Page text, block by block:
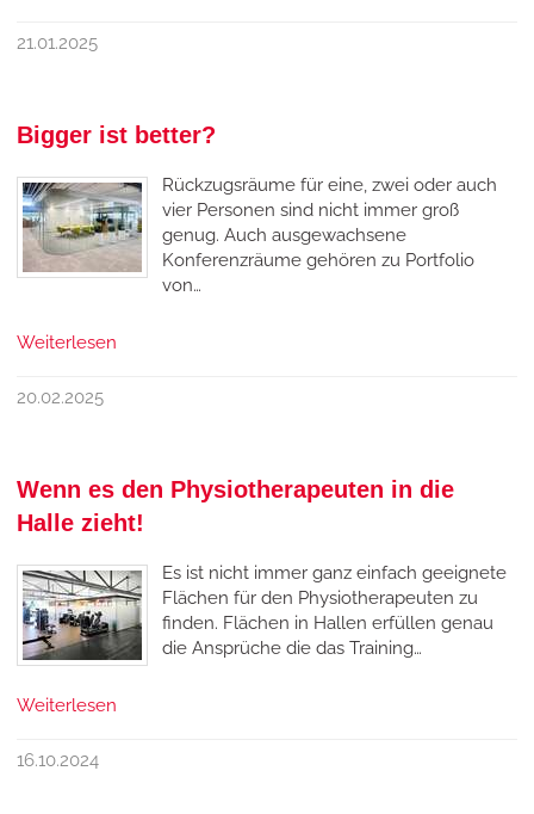
21.01.2025
Bigger ist better?
Rückzugsräume für eine, zwei oder auch
vier Personen sind nicht immer groß
genug. Auch ausgewachsene
Konferenzräume gehören zu Portfolio
von…
Weiterlesen
20.02.2025
Wenn es den Physiotherapeuten in die
Halle zieht!
Es ist nicht immer ganz einfach geeignete
Flächen für den Physiotherapeuten zu
finden. Flächen in Hallen erfüllen genau
die Ansprüche die das Training…
Weiterlesen
16.10.2024